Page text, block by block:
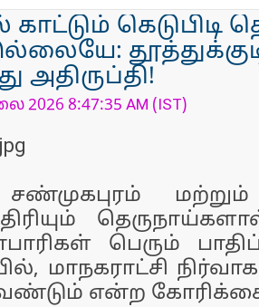
காட்டும் கெடுபிடி
அதிருப்தி!
8:47:35 AM (IST)
சண்முகபுரம் மற்றும்
பெரும்
மாநகராட்சி
என்ற கோரிக்கை